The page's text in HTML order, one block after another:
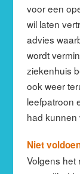
voor een
wil laten
advies
wordt
ziekenhuis
ook weer
leefpatroon
had kunnen
Niet
Volgens het